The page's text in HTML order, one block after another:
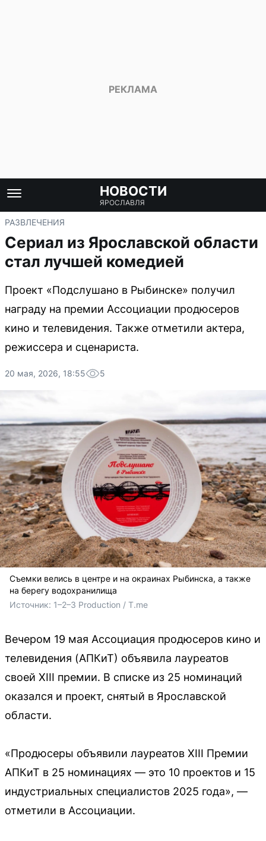
НОВОСТИ
ЯРОСЛАВЛЯ
РАЗВЛЕЧЕНИЯ
Сериал из Ярославской области
стал лучшей комедией
Проект «Подслушано в Рыбинске» получил
награду на премии Ассоциации продюсеров
кино и телевидения. Также отметили актера,
режиссера и сценариста.
20 мая, 2026, 18:55 5
Съемки велись в центре и на окраинах Рыбинска, а также
на берегу водохранилища
Источник: 1–2–3 Production / T.me
Вечером 19 мая Ассоциация продюсеров кино и
телевидения (АПКиТ) объявила лауреатов
своей XIII премии. В списке из 25 номинаций
оказался и проект, снятый в Ярославской
области.
«Продюсеры объявили лауреатов XIII Премии
АПКиТ в 25 номинациях — это 10 проектов и 15
индустриальных специалистов 2025 года», —
отметили в Ассоциации.